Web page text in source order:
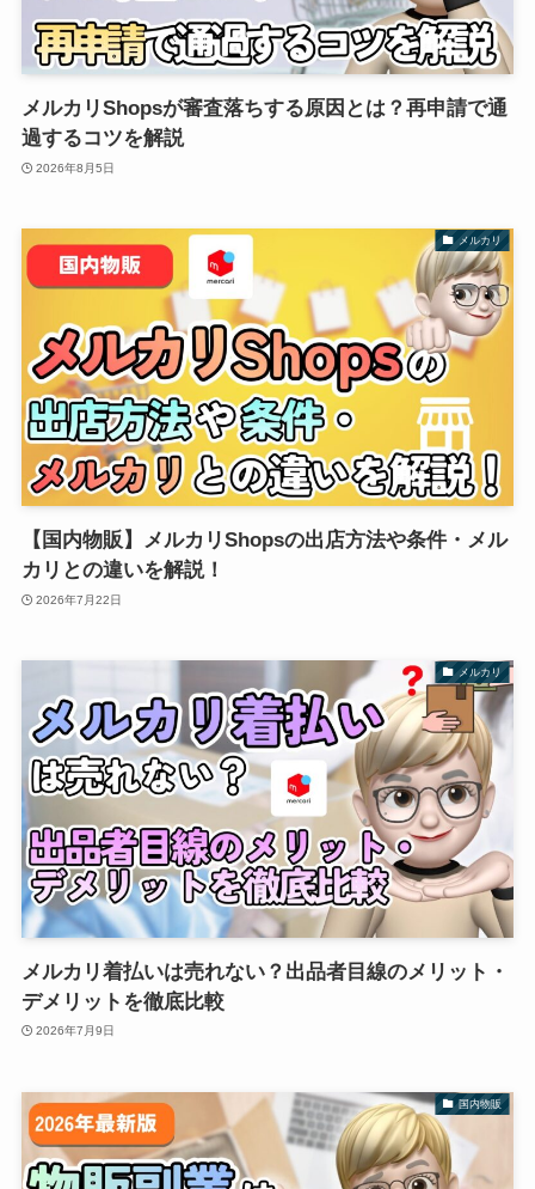
メルカリShopsが審査落ちする原因とは？再申請で通
過するコツを解説
2026年8月5日
メルカリ
【国内物販】メルカリShopsの出店方法や条件・メル
カリとの違いを解説！
2026年7月22日
メルカリ
メルカリ着払いは売れない？出品者目線のメリット・
デメリットを徹底比較
2026年7月9日
国内物販